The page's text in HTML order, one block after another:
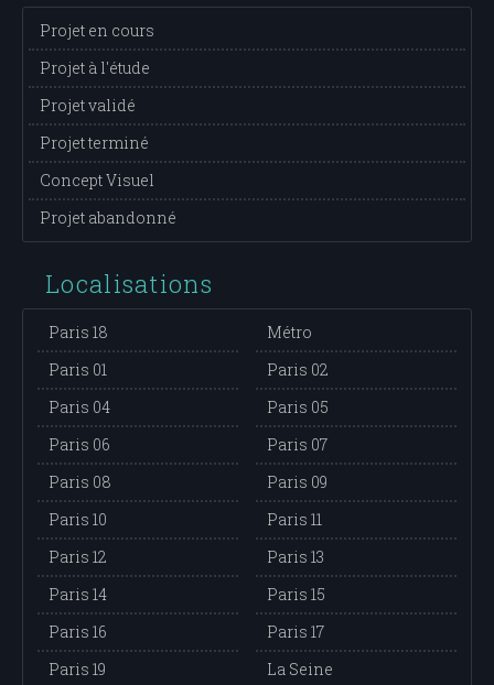
Projet en cours
Projet à l'étude
Projet validé
Projet terminé
Concept Visuel
Projet abandonné
Localisations
Paris 18
Métro
Paris 01
Paris 02
Paris 04
Paris 05
Paris 06
Paris 07
Paris 08
Paris 09
Paris 10
Paris 11
Paris 12
Paris 13
Paris 14
Paris 15
Paris 16
Paris 17
Paris 19
La Seine